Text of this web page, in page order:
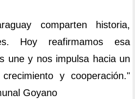
comparten historia,
Hoy reafirmamos esa
une y nos impulsa hacia un
y cooperación."
Goyano